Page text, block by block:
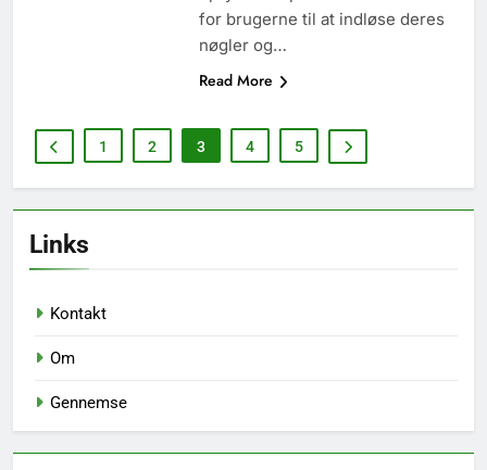
for brugerne til at indløse deres
nøgler og…
Read More
1 2 3 4 5
Links
Kontakt
Om
Gennemse